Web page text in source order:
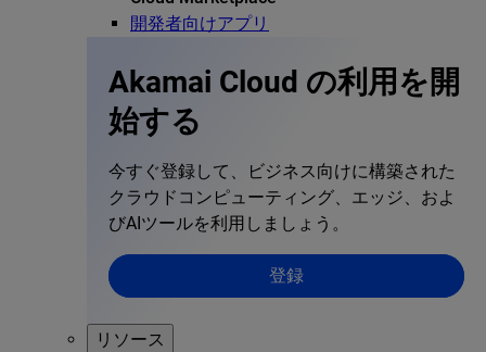
開発者向けアプリ
Akamai Cloud の利用を開
始する
今すぐ登録して、ビジネス向けに構築された
クラウドコンピューティング、エッジ、およ
びAIツールを利用しましょう。
登録
リソース